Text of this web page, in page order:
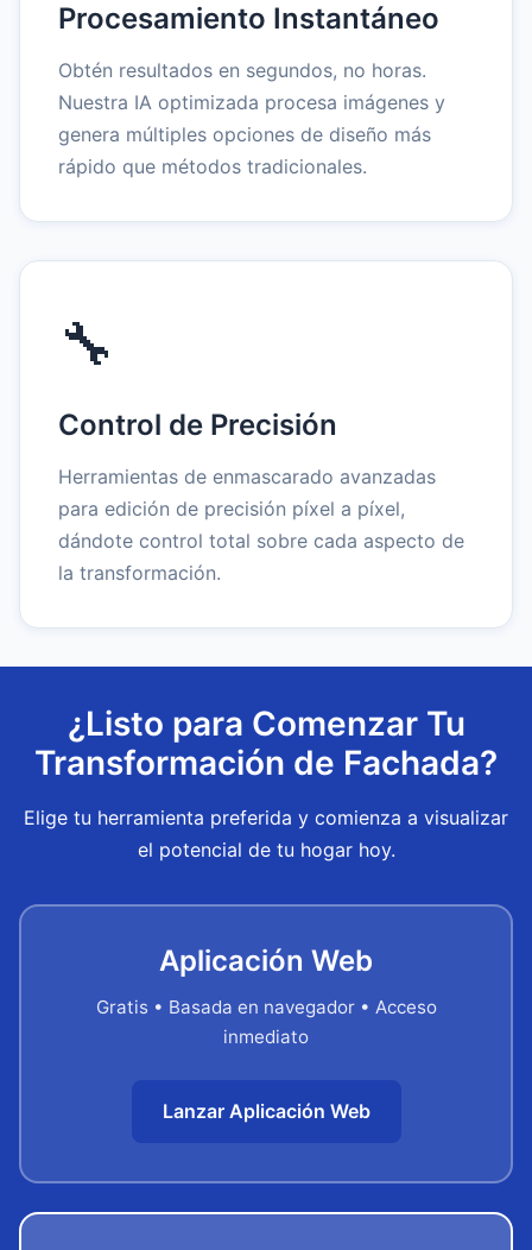
Procesamiento Instantáneo
Obtén resultados en segundos, no horas.
Nuestra IA optimizada procesa imágenes y
genera múltiples opciones de diseño más
rápido que métodos tradicionales.
🔧
Control de Precisión
Herramientas de enmascarado avanzadas
para edición de precisión píxel a píxel,
dándote control total sobre cada aspecto de
la transformación.
¿Listo para Comenzar Tu
Transformación de Fachada?
Elige tu herramienta preferida y comienza a visualizar
el potencial de tu hogar hoy.
Aplicación Web
Gratis • Basada en navegador • Acceso
inmediato
Lanzar Aplicación Web